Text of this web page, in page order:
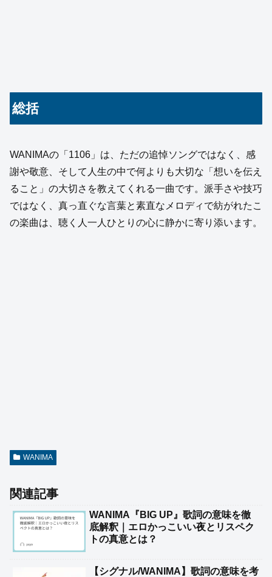
総括
WANIMAの「1106」は、ただの追悼ソングではなく、感
謝や敬意、そして人生の中で何よりも大切な「想いを伝え
ること」の大切さを教えてくれる一曲です。派手さや技巧
ではなく、真っ直ぐな言葉と素直なメロディで紡がれたこ
の楽曲は、聴く人一人ひとりの心に静かに寄り添います。
WANIMA
関連記事
WANIMA『BIG UP』歌詞の意味を徹
底解釈｜エロかっこいい夜とリスペク
トの真意とは？
【シグナル/WANIMA】歌詞の意味を考